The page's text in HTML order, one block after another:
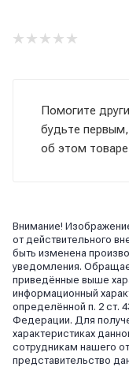
Помогите
будьте
об этом товаре
Внимание!
от действительного
быть изменена
уведомления.
приведённые выше
информационный
определённой п. 2 ст.
Федерации. Для
характеристиках
сотрудникам нашего
представительство